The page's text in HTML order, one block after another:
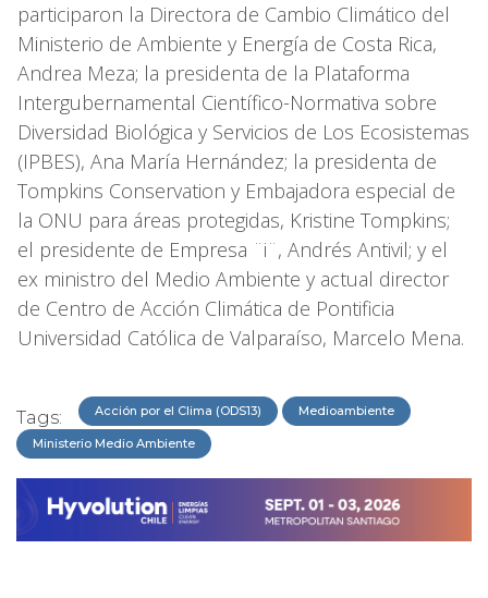
participaron la Directora de Cambio Climático del
Ministerio de Ambiente y Energía de Costa Rica,
Andrea Meza; la presidenta de la Plataforma
Intergubernamental Científico-Normativa sobre
Diversidad Biológica y Servicios de Los Ecosistemas
(IPBES), Ana María Hernández; la presidenta de
Tompkins Conservation y Embajadora especial de
la ONU para áreas protegidas, Kristine Tompkins;
el presidente de Empresa ¨i¨, Andrés Antivil; y el
ex ministro del Medio Ambiente y actual director
de Centro de Acción Climática de Pontificia
Universidad Católica de Valparaíso, Marcelo Mena.
Tags: Acción por el Clima (ODS13) Medioambiente
Ministerio Medio Ambiente